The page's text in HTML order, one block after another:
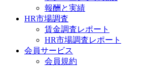
報酬と実績
HR市場調査
賃金調査レポート
HR市場調査レポート
会員サービス
会員規約